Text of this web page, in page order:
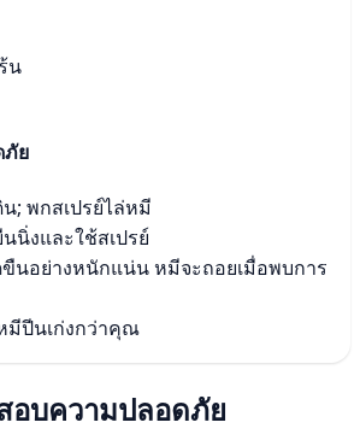
น
ภัย
; พกสเปรย์ไล่หมี
นิ่งและใช้สเปรย์
นอย่างหนักแน่น หมีจะถอยเมื่อพบการ
มีปีนเก่งกว่าคุณ
อบความปลอดภัย